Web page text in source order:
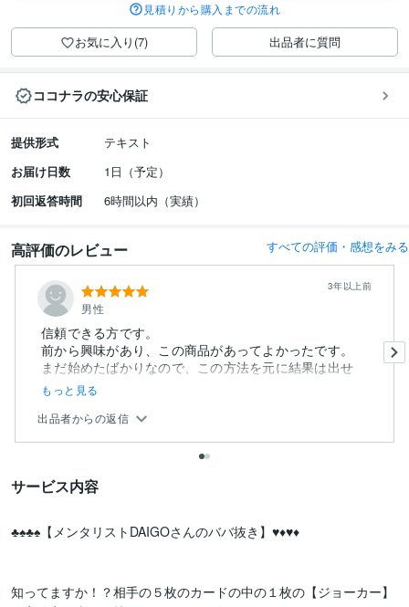
見積りから購入までの流れ
お気に入り(7) 出品者に質問
ココナラの安心保証
提供形式
テキスト
お届け日数
1日（予定）
初回返答時間
6時間以内（実績）
高評価のレビュー すべての評価・感想をみる
男性
3年以上前
信頼できる方です。
前から興味があり、この商品があってよかったです。
まだ始めたばかりなので、この方法を元に結果は出せ
て...
もっと見る
出品者からの返信
サービス内容
♣♠♣♠【メンタリストDAIGOさんのババ抜き】♥♦♥♦
知ってますか！？相手の５枚のカードの中の１枚の【ジョーカー】